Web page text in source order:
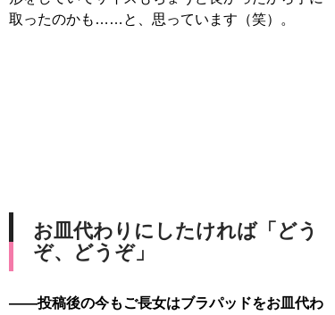
取ったのかも……と、思っています（笑）。
お皿代わりにしたければ「どう
ぞ、どうぞ」
――投稿後の今もご長女はブラパッドをお皿代わ